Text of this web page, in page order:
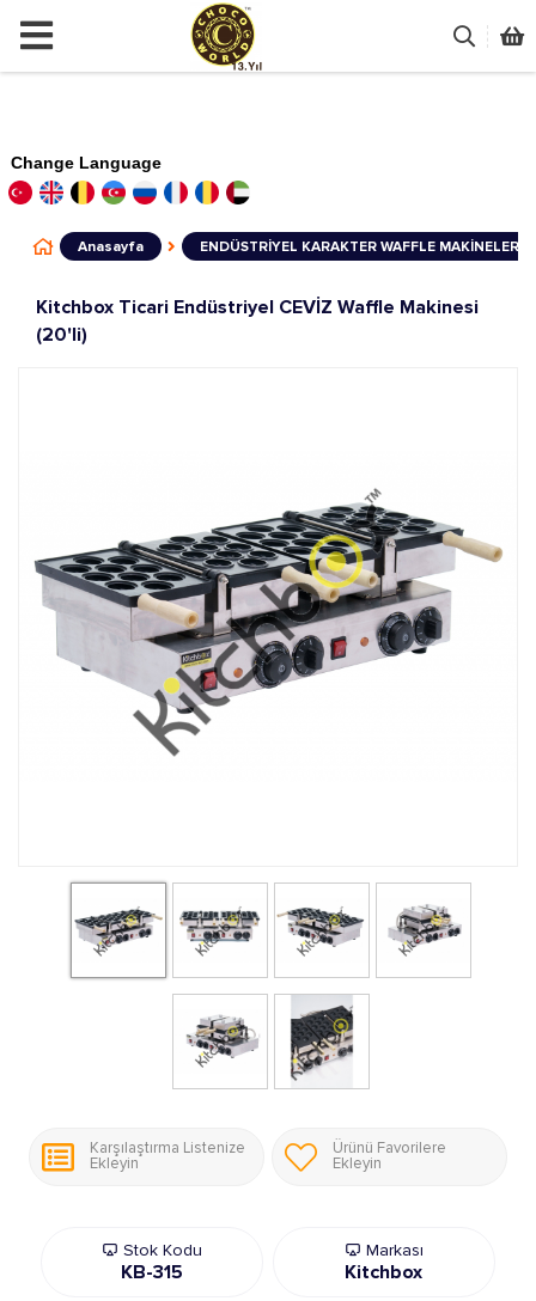
Change Language
Anasayfa ENDÜSTRİYEL KARAKTER WAFFLE MAKİNELERİ
Kitchbox Ticari Endüstriyel CEVİZ Waffle Makinesi
(20'li)
Karşılaştırma Listenize
Ekleyin
Ürünü Favorilere
Ekleyin
Stok Kodu
KB-315
Markası
Kitchbox